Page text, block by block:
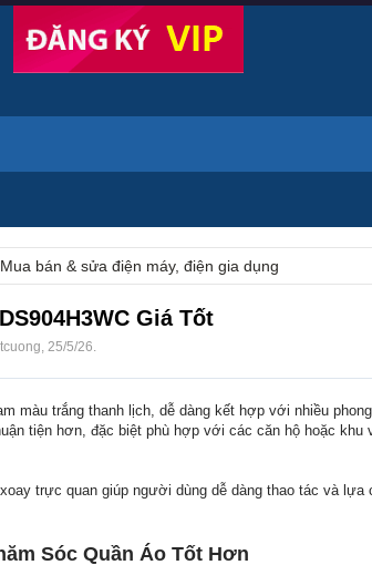
Mua bán & sửa điện máy, điện gia dụng
Giá Tốt
, 25/5/26.
màu trắng thanh lịch, dễ dàng kết hợp với nhiều
tiện hơn, đặc biệt phù hợp với các căn hộ hoặc
trực quan giúp người dùng dễ dàng thao tác và
Sóc Quần Áo Tốt Hơn